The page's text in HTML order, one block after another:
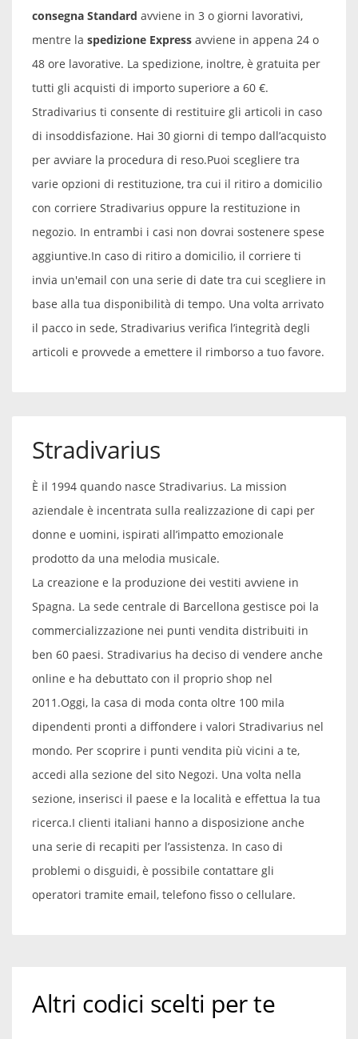
consegna Standard avviene in 3 o giorni lavorativi,
mentre la spedizione Express avviene in appena 24 o
48 ore lavorative. La spedizione, inoltre, è gratuita per
tutti gli acquisti di importo superiore a 60 €.
Stradivarius ti consente di restituire gli articoli in caso
di insoddisfazione. Hai 30 giorni di tempo dall’acquisto
per avviare la procedura di reso.Puoi scegliere tra
varie opzioni di restituzione, tra cui il ritiro a domicilio
con corriere Stradivarius oppure la restituzione in
negozio. In entrambi i casi non dovrai sostenere spese
aggiuntive.In caso di ritiro a domicilio, il corriere ti
invia un'email con una serie di date tra cui scegliere in
base alla tua disponibilità di tempo. Una volta arrivato
il pacco in sede, Stradivarius verifica l’integrità degli
articoli e provvede a emettere il rimborso a tuo favore.
Stradivarius
È il 1994 quando nasce Stradivarius. La mission
aziendale è incentrata sulla realizzazione di capi per
donne e uomini, ispirati all’impatto emozionale
prodotto da una melodia musicale.
La creazione e la produzione dei vestiti avviene in
Spagna. La sede centrale di Barcellona gestisce poi la
commercializzazione nei punti vendita distribuiti in
ben 60 paesi. Stradivarius ha deciso di vendere anche
online e ha debuttato con il proprio shop nel
2011.Oggi, la casa di moda conta oltre 100 mila
dipendenti pronti a diffondere i valori Stradivarius nel
mondo. Per scoprire i punti vendita più vicini a te,
accedi alla sezione del sito Negozi. Una volta nella
sezione, inserisci il paese e la località e effettua la tua
ricerca.I clienti italiani hanno a disposizione anche
una serie di recapiti per l’assistenza. In caso di
problemi o disguidi, è possibile contattare gli
operatori tramite email, telefono fisso o cellulare.
Altri codici scelti per te